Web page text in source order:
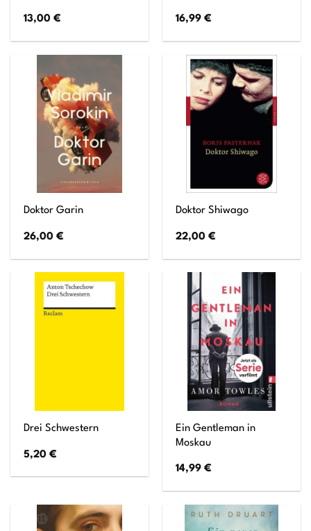
13,00€ 16,99€
Doktor Garin
26,00€
Doktor Shiwago
22,00€
Drei Schwestern
5,20€
Ein Gentleman in
Moskau
14,99€